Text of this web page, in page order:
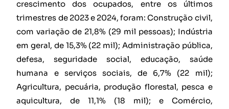
crescimento dos ocupados, entre os últimos
trimestres de 2023 e 2024, foram: Construção civil,
com variação de 21,8% (29 mil pessoas); Indústria
em geral, de 15,3% (22 mil); Administração pública,
defesa, seguridade social, educação, saúde
humana e serviços sociais, de 6,7% (22 mil);
Agricultura, pecuária, produção florestal, pesca e
aquicultura, de 11,1% (18 mil); e Comércio,